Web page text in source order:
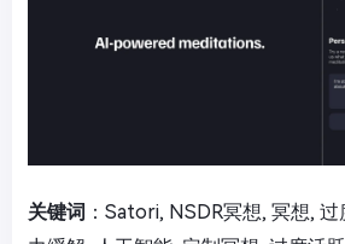
关键词 ：Satori, NSDR冥想, 冥想,